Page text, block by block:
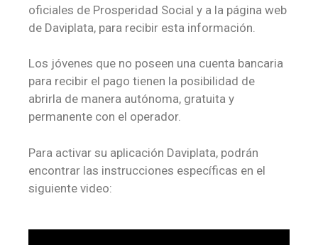
oficiales de Prosperidad Social y a la página web
de Daviplata, para recibir esta información.
Los jóvenes que no poseen una cuenta bancaria
para recibir el pago tienen la posibilidad de
abrirla de manera autónoma, gratuita y
permanente con el operador.
Para activar su aplicación Daviplata, podrán
encontrar las instrucciones específicas en el
siguiente video: